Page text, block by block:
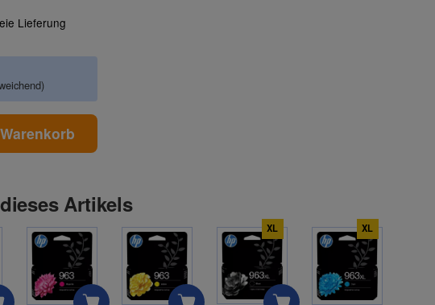
Lieferung
Artikels
XL XL